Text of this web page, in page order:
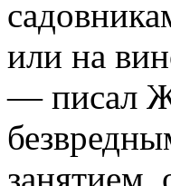
или на
— писал
занятием,